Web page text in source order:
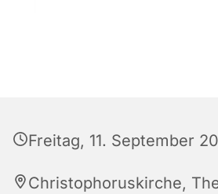
Freitag, 11. September
Christophoruskirche,